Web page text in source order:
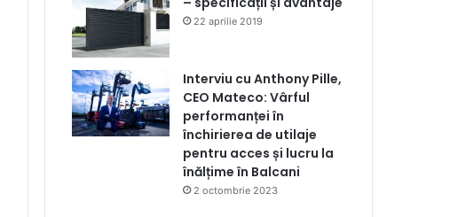
22 aprilie 2019
Interviu cu Anthony Pille,
CEO Mateco: Vârful
performanței în
închirierea de utilaje
pentru acces și lucru la
înălțime în Balcani
2 octombrie 2023